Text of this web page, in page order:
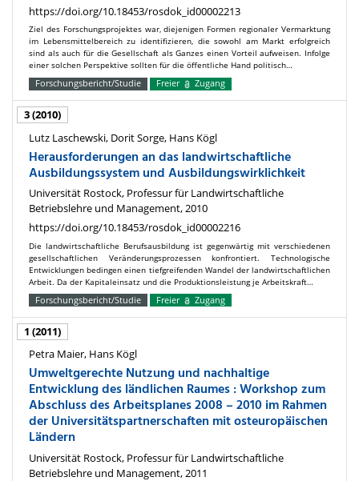
https://doi.org/10.18453/rosdok_id00002213
Ziel des Forschungsprojektes war, diejenigen Formen regionaler Vermarktung
im Lebensmittelbereich zu identifizieren, die sowohl am Markt erfolgreich
sind als auch für die Gesellschaft als Ganzes einen Vorteil aufweisen. Infolge
einer solchen Perspektive sollten für die öffentliche Hand politisch…
Forschungsbericht/Studie Freier Zugang
3 (2010)
Lutz Laschewski, Dorit Sorge, Hans Kögl
Herausforderungen an das landwirtschaftliche
Ausbildungssystem und Ausbildungswirklichkeit
Universität Rostock, Professur für Landwirtschaftliche
Betriebslehre und Management, 2010
https://doi.org/10.18453/rosdok_id00002216
Die landwirtschaftliche Berufsausbildung ist gegenwärtig mit verschiedenen
gesellschaftlichen Veränderungsprozessen konfrontiert. Technologische
Entwicklungen bedingen einen tiefgreifenden Wandel der landwirtschaftlichen
Arbeit. Da der Kapitaleinsatz und die Produktionsleistung je Arbeitskraft…
Forschungsbericht/Studie Freier Zugang
1 (2011)
Petra Maier, Hans Kögl
Umweltgerechte Nutzung und nachhaltige
Entwicklung des ländlichen Raumes : Workshop zum
Abschluss des Arbeitsplanes 2008 – 2010 im Rahmen
der Universitätspartnerschaften mit osteuropäischen
Ländern
Universität Rostock, Professur für Landwirtschaftliche
Betriebslehre und Management, 2011